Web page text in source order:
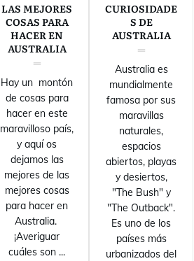
LAS MEJORES
COSAS PARA
HACER EN
AUSTRALIA
Hay un montón
de cosas para
hacer en este
maravilloso país,
y aquí os
dejamos las
mejores de las
mejores cosas
para hacer en
Australia.
¡Averiguar
cuáles son ...
CURIOSIDADE
S DE
AUSTRALIA
Australia es
mundialmente
famosa por sus
maravillas
naturales,
espacios
abiertos, playas
y desiertos,
"The Bush" y
"The Outback".
Es uno de los
países más
urbanizados del